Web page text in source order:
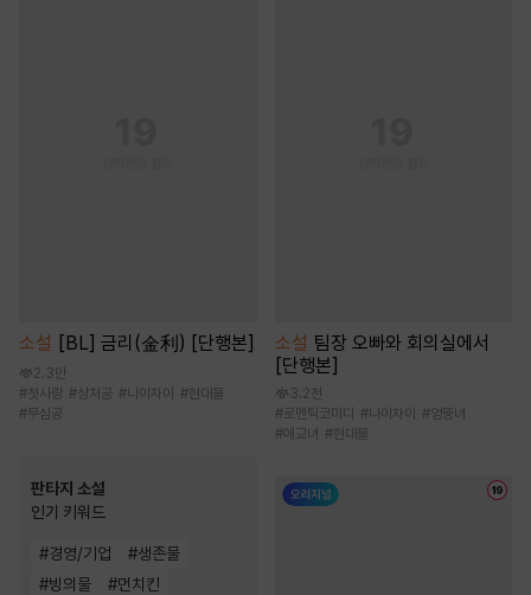
소설 [BL] 금리(金利) [단행본]
2.3만
#첫사랑 #상처공 #나이차이 #현대물
#무심공
판타지 소설
인기 키워드
#경영/기업 #생존물
#빙의물 #먼치킨
소설 팀장 오빠와 회의실에서
[단행본]
3.2천
#로맨틱코미디 #나이차이 #엉뚱녀
#애교녀 #현대물